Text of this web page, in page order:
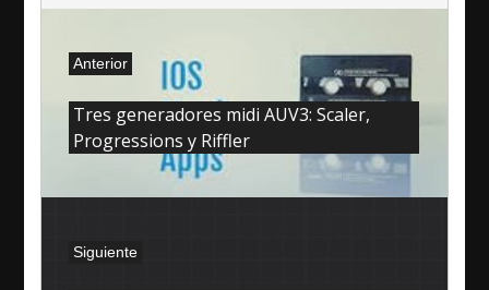
entradas
Anterior
Tres generadores midi AUV3: Scaler,
Progressions y Riffler
Siguiente